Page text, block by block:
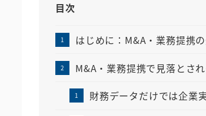
目次
はじめに：M&A・業務提携
M&A・業務提携で見落とさ
財務データだけでは企業